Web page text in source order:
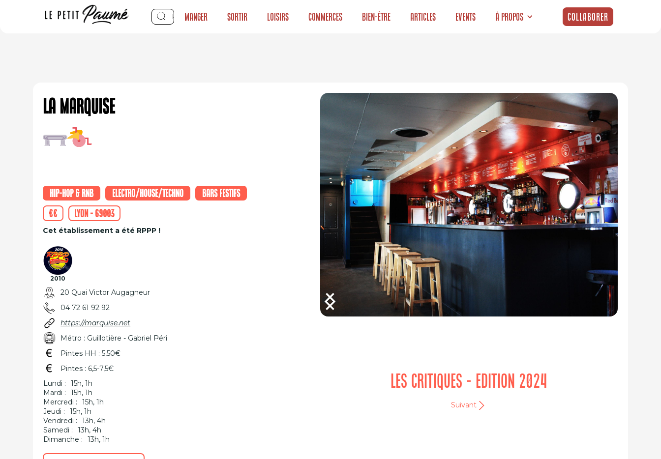
Manger Sortir Loisirs Commerces Bien-être Articles Events À propos Collaborer
La Marquise
Hip-Hop & RNB Electro/House/Techno
Bars festifs
€€
Lyon - 69003
Cet établissement a été RPPP !
2010
20 Quai Victor Augagneur
04 72 61 92 92
https://marquise.net
Métro : Guillotière - Gabriel Péri
Pintes HH : 5,50€
Pintes : 6,5-7,5€
Lundi :
15h, 1h
Mardi :
15h, 1h
Mercredi :
15h, 1h
Jeudi :
15h, 1h
Vendredi :
13h, 4h
Samedi :
13h, 4h
Dimanche :
13h, 1h
LES CRITIQUES - EDITION 2024
Suivant